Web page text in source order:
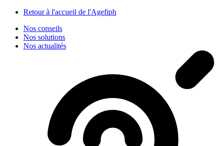
Retour à l'accueil de l'Agefiph
Nos conseils
Nos solutions
Nos actualités